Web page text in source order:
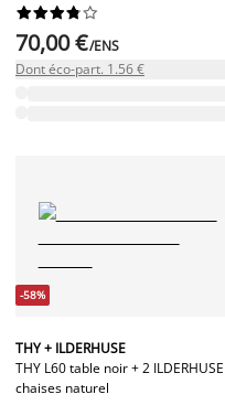






70,00 €/ENS
Dont éco-part. 1.56 €
-58%
THY + ILDERHUSE
THY L60 table noir + 2 ILDERHUSE
chaises naturel